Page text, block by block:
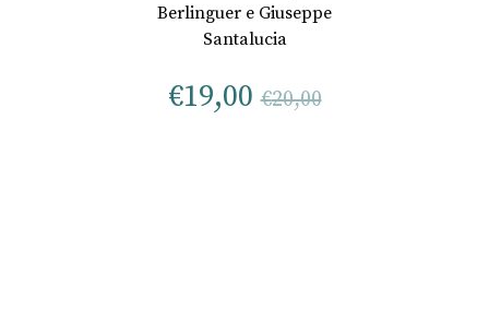
Berlinguer e Giuseppe
Santalucia
€19,00 €20,00